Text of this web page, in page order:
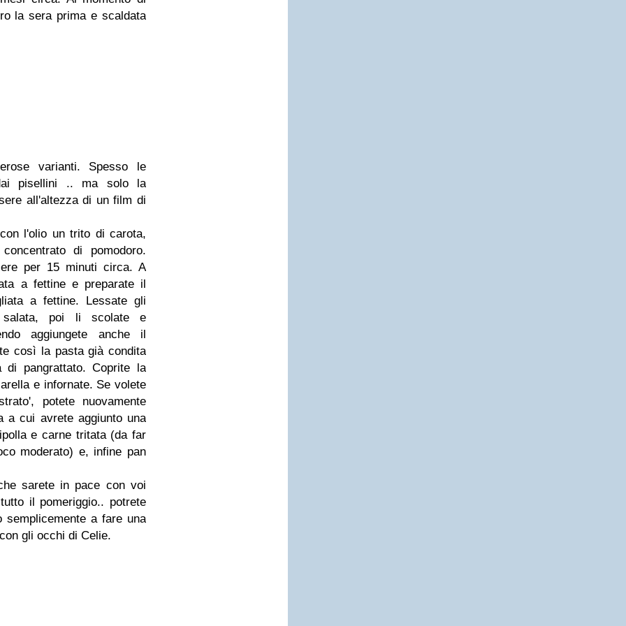
la sera prima e scaldata
varianti. Spesso le
pisellini .. ma solo la
all'altezza di un film di
l'olio un trito di carota,
di pomodoro.
per 15 minuti circa. A
a fettine e preparate il
a fettine. Lessate gli
salata, poi li scolate e
aggiungete anche il
così la pasta già condita
pangrattato. Coprite la
e infornate. Se volete
potete nuovamente
a cui avrete aggiunto una
e carne tritata (da far
moderato) e, infine pan
sarete in pace con voi
il pomeriggio.. potrete
a fare una
gli occhi di Celie.